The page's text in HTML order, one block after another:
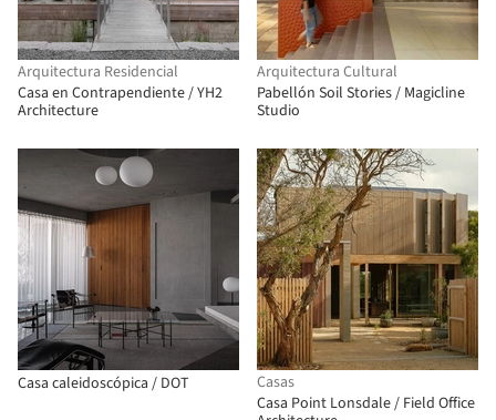
Arquitectura Residencial
Casa en Contrapendiente / YH2
Architecture
Arquitectura Cultural
Pabellón Soil Stories / Magicline
Studio
Casa caleidoscópica / DOT
Casas
Casa Point Lonsdale / Field Office